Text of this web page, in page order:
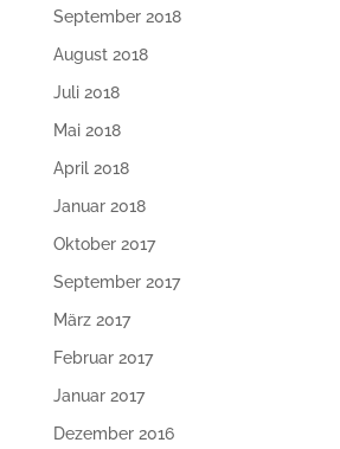
September 2018
August 2018
Juli 2018
Mai 2018
April 2018
Januar 2018
Oktober 2017
September 2017
März 2017
Februar 2017
Januar 2017
Dezember 2016